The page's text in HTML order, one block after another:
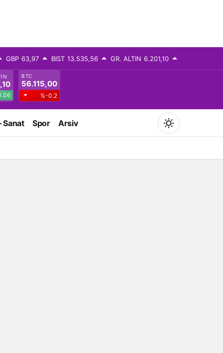
GBP 63,97 BIST 13.535,56 GR. ALTIN 6.201,10
BTC
56.115,00
%-0.2
Sanat Spor Arsiv
Mod
değiştir